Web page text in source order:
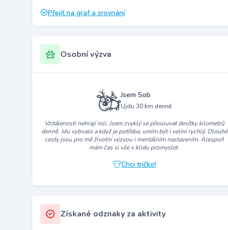
Přejít na graf a srovnání
Osobní výzva
Jsem Sob
Ujdu 30 km denně
Vzdálenosti nehrají roli. Jsem zvyklý se přesouvat desítky kilometrů
denně. Jdu vytrvale a když je potřeba, umím být i velmi rychlý. Dlouhé
cesty jsou pro mě životní výzvou i mentálním nastavením. Alespoň
mám čas si vše v klidu promyslet.
Chci tričko!
Získané odznaky za aktivity